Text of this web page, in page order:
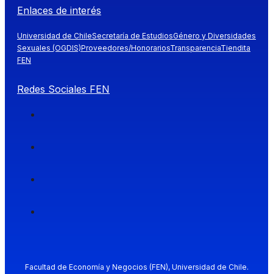
Enlaces de interés
Universidad de ChileSecretaría de EstudiosGénero y Diversidades
Sexuales (OGDIS)Proveedores/HonorariosTransparenciaTiendita
FEN
Redes Sociales FEN
Facultad de Economía y Negocios (FEN), Universidad de Chile.